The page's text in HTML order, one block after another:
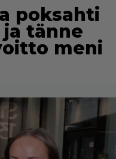
poksahti
ja tänne
meni